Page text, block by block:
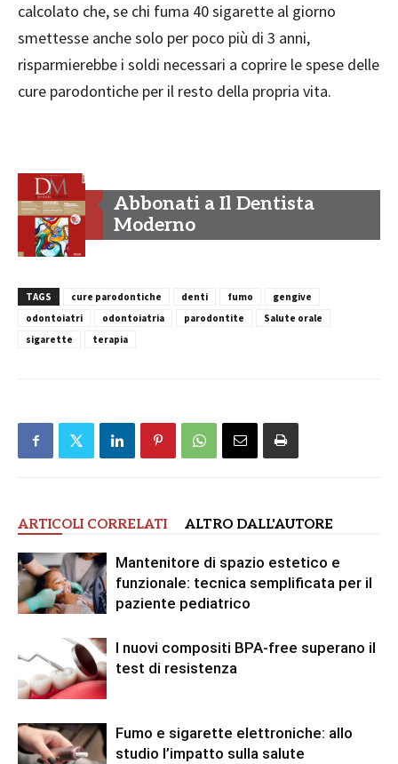
calcolato che, se chi fuma 40 sigarette al giorno
smettesse anche solo per poco più di 3 anni,
risparmierebbe i soldi necessari a coprire le spese delle
cure parodontiche per il resto della propria vita.
Abbonati a Il Dentista
Moderno
TAGS cure parodontiche denti fumo
gengive
odontoiatri
odontoiatria parodontite
Salute orale
sigarette
terapia
ARTICOLI CORRELATI ALTRO DALL'AUTORE
Mantenitore di spazio estetico e
funzionale: tecnica semplificata per il
paziente pediatrico
I nuovi compositi BPA-free superano il
test di resistenza
Fumo e sigarette elettroniche: allo
studio l’impatto sulla salute